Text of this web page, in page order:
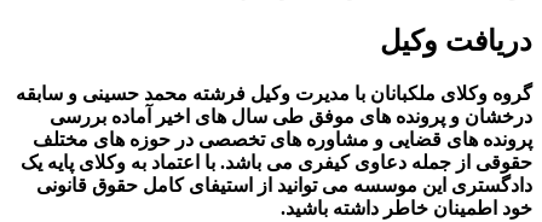
دریافت وکیل
گروه وکلای ملکبانان با مدیرت وکیل فرشته محمد حسینی و سابقه
درخشان و پرونده های موفق طی سال های اخیر آماده بررسی
پرونده های قضایی و مشاوره های تخصصی در حوزه های مختلف
حقوقی از جمله دعاوی کیفری می باشد. با اعتماد به وکلای پایه یک
دادگستری این موسسه می توانید از استیفای کامل حقوق قانونی
خود اطمینان خاطر داشته باشید.